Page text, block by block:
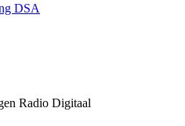
DSA
Radio Digitaal